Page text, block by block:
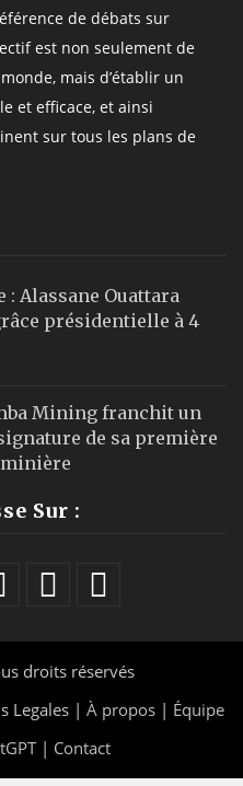
de débats sur
est non seulement de
mais d’établir un
et efficace, et ainsi
sur tous les plans de
: Alassane Ouattara
présidentielle à 4
Mining franchit un
de sa première
Sur :
droits réservés
Legales | À propos | Équipe
| Contact